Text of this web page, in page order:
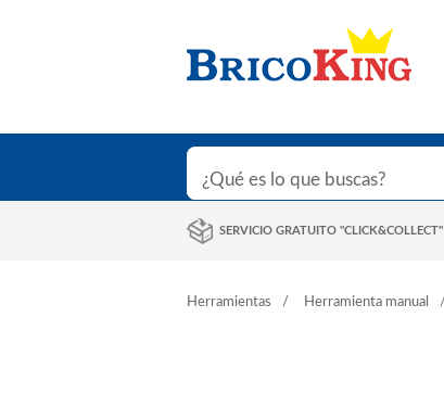
SERVICIO GRATUITO "CLICK&COLLECT"
Herramientas Herramienta manual